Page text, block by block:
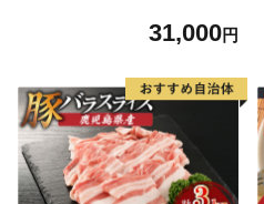
90g＋絶品『コクの豚ロー
31,000円